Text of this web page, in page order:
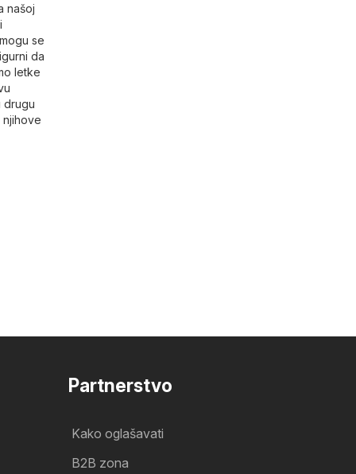
našoj
se
da
letke
drugu
njihove
Partnerstvo
Kako oglašavati
B2B zona